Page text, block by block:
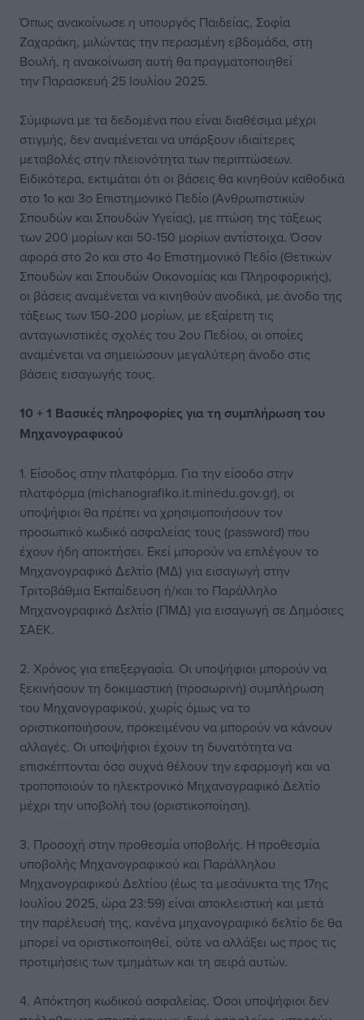
Όπως ανακοίνωσε η υπουργός Παιδείας, Σοφία
Ζαχαράκη, μιλώντας την περασμένη εβδομάδα, στη
Βουλή, η ανακοίνωση αυτή θα πραγματοποιηθεί
την Παρασκευή 25 Ιουλίου 2025.
Σύμφωνα με τα δεδομένα που είναι διαθέσιμα μέχρι
στιγμής, δεν αναμένεται να υπάρξουν ιδιαίτερες
μεταβολές στην πλειονότητα των περιπτώσεων.
Ειδικότερα, εκτιμάται ότι οι βάσεις θα κινηθούν καθοδικά
στο 1ο και 3ο Επιστημονικό Πεδίο (Ανθρωπιστικών
Σπουδών και Σπουδών Υγείας), με πτώση της τάξεως
των 200 μορίων και 50-150 μορίων αντίστοιχα. Όσον
αφορά στο 2ο και στο 4ο Επιστημονικό Πεδίο (Θετικών
Σπουδών και Σπουδών Οικονομίας και Πληροφορικής),
οι βάσεις αναμένεται να κινηθούν ανοδικά, με άνοδο της
τάξεως των 150-200 μορίων, με εξαίρετη τις
ανταγωνιστικές σχολές του 2ου Πεδίου, οι οποίες
αναμένεται να σημειώσουν μεγαλύτερη άνοδο στις
βάσεις εισαγωγής τους.
10 + 1 Βασικές πληροφορίες για τη συμπλήρωση του
Μηχανογραφικού
1. Είσοδος στην πλατφόρμα. Για την είσοδο στην
πλατφόρμα (michanografiko.it.minedu.gov.gr), οι
υποψήφιοι θα πρέπει να χρησιμοποιήσουν τον
προσωπικό κωδικό ασφαλείας τους (password) που
έχουν ήδη αποκτήσει. Εκεί μπορούν να επιλέγουν το
Μηχανογραφικό Δελτίο (ΜΔ) για εισαγωγή στην
Τριτοβάθμια Εκπαίδευση ή/και το Παράλληλο
Μηχανογραφικό Δελτίο (ΠΜΔ) για εισαγωγή σε Δημόσιες
ΣΑΕΚ.
2. Χρόνος για επεξεργασία. Οι υποψήφιοι μπορούν να
ξεκινήσουν τη δοκιμαστική (προσωρινή) συμπλήρωση
του Μηχανογραφικού, χωρίς όμως να το
οριστικοποιήσουν, προκειμένου να μπορούν να κάνουν
αλλαγές. Οι υποψήφιοι έχουν τη δυνατότητα να
επισκέπτονται όσο συχνά θέλουν την εφαρμογή και να
τροποποιούν το ηλεκτρονικό Μηχανογραφικό Δελτίο
μέχρι την υποβολή του (οριστικοποίηση).
3. Προσοχή στην προθεσμία υποβολής. Η προθεσμία
υποβολής Μηχανογραφικού και Παράλληλου
Μηχανογραφικού Δελτίου (έως τα μεσάνυκτα της 17ης
Ιουλίου 2025, ώρα 23:59) είναι αποκλειστική και μετά
την παρέλευσή της, κανένα μηχανογραφικό δελτίο δε θα
μπορεί να οριστικοποιηθεί, ούτε να αλλάξει ως προς τις
προτιμήσεις των τμημάτων και τη σειρά αυτών.
4. Απόκτηση κωδικού ασφαλείας. Όσοι υποψήφιοι δεν